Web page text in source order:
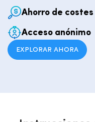
Ahorro de costes
Acceso anónimo
EXPLORAR AHORA